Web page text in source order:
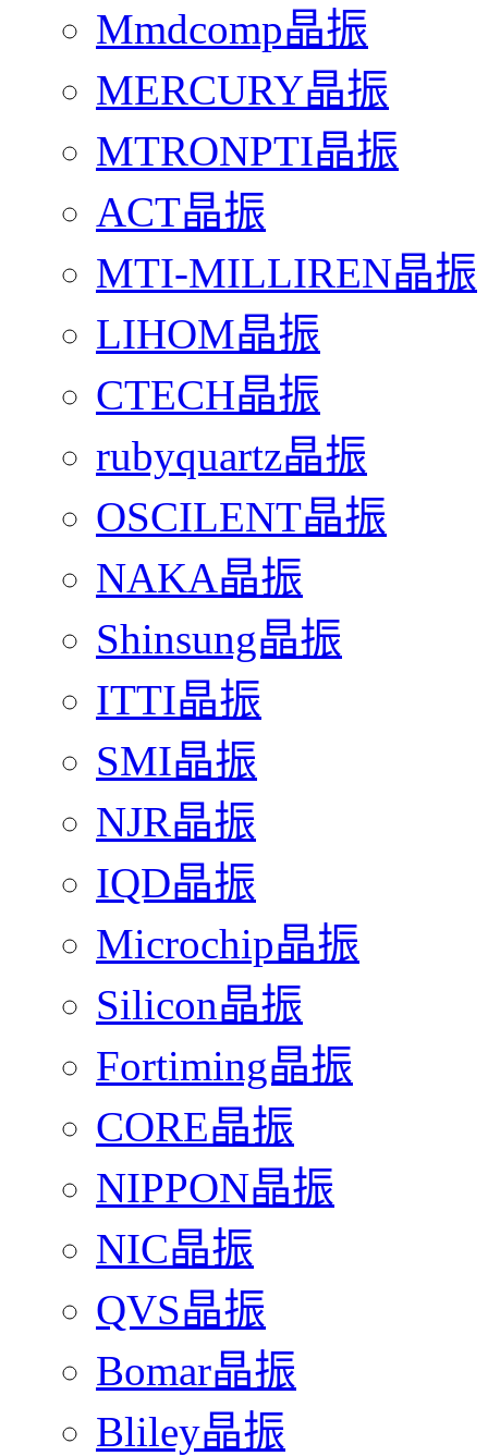
Mmdcomp晶振
MERCURY晶振
MTRONPTI晶振
ACT晶振
MTI-MILLIREN晶振
LIHOM晶振
CTECH晶振
rubyquartz晶振
OSCILENT晶振
NAKA晶振
Shinsung晶振
ITTI晶振
SMI晶振
NJR晶振
IQD晶振
Microchip晶振
Silicon晶振
Fortiming晶振
CORE晶振
NIPPON晶振
NIC晶振
QVS晶振
Bomar晶振
Bliley晶振